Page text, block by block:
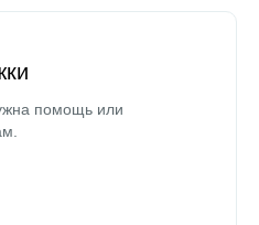
помощь или